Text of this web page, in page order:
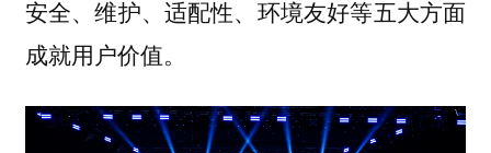
安全、维护、适配性、环境友好等五大方面
成就用户价值。